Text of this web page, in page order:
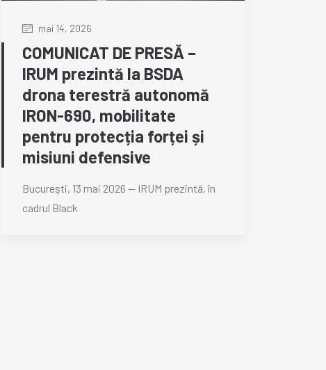
mai 14, 2026
COMUNICAT DE PRESĂ –
IRUM prezintă la BSDA
drona terestră autonomă
IRON-690, mobilitate
pentru protecția forței și
misiuni defensive
București, 13 mai 2026 — IRUM prezintă, în
cadrul Black